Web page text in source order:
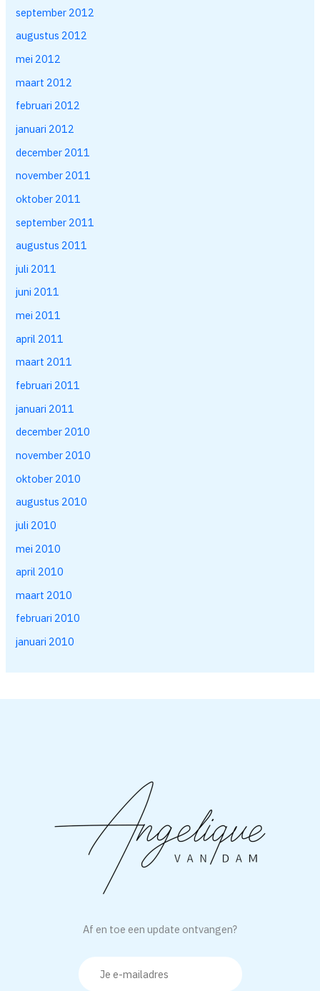
september 2012
augustus 2012
mei 2012
maart 2012
februari 2012
januari 2012
december 2011
november 2011
oktober 2011
september 2011
augustus 2011
juli 2011
juni 2011
mei 2011
april 2011
maart 2011
februari 2011
januari 2011
december 2010
november 2010
oktober 2010
augustus 2010
juli 2010
mei 2010
april 2010
maart 2010
februari 2010
januari 2010
Af en toe een update ontvangen?